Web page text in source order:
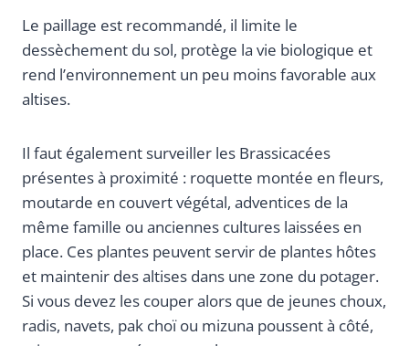
Le paillage est recommandé, il limite le
dessèchement du sol, protège la vie biologique et
rend l’environnement un peu moins favorable aux
altises.
Il faut également surveiller les Brassicacées
présentes à proximité : roquette montée en fleurs,
moutarde en couvert végétal, adventices de la
même famille ou anciennes cultures laissées en
place. Ces plantes peuvent servir de plantes hôtes
et maintenir des altises dans une zone du potager.
Si vous devez les couper alors que de jeunes choux,
radis, navets, pak choï ou mizuna poussent à côté,